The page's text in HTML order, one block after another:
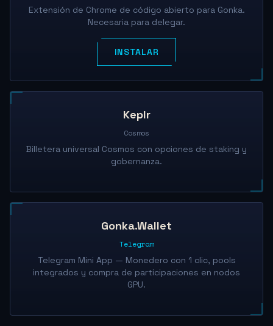
Extensión de Chrome de código abierto para Gonka.
Necesaria para delegar.
INSTALAR
Keplr
Cosmos
Billetera universal Cosmos con opciones de staking y
gobernanza.
Gonka.Wallet
Telegram
Telegram Mini App — Monedero con 1 clic, pools
integrados y compra de participaciones en nodos
GPU.